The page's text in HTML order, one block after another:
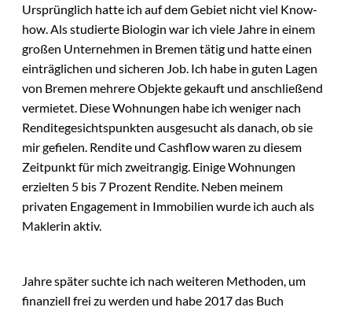
Ursprünglich hatte ich auf dem Gebiet nicht viel Know-
how. Als studierte Biologin war ich viele Jahre in einem
großen Unternehmen in Bremen tätig und hatte einen
einträglichen und sicheren Job. Ich habe in guten Lagen
von Bremen mehrere Objekte gekauft und anschließend
vermietet. Diese Wohnungen habe ich weniger nach
Renditegesichtspunkten ausgesucht als danach, ob sie
mir gefielen. Rendite und Cashflow waren zu diesem
Zeitpunkt für mich zweitrangig. Einige Wohnungen
erzielten 5 bis 7 Prozent Rendite. Neben meinem
privaten Engagement in Immobilien wurde ich auch als
Maklerin aktiv.
Jahre später suchte ich nach weiteren Methoden, um
finanziell frei zu werden und habe 2017 das Buch